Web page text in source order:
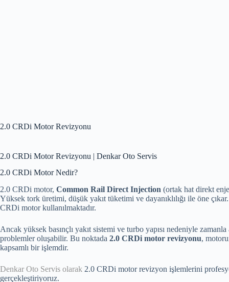
2.0 CRDi Motor Revizyonu
2.0 CRDi Motor Revizyonu | Denkar Oto Servis
2.0 CRDi Motor Nedir?
2.0 CRDi motor, Common Rail Direct Injection (ortak hat direkt
Yüksek tork üretimi, düşük yakıt tüketimi ve dayanıklılığı ile öne
CRDi motor kullanılmaktadır.
Ancak yüksek basınçlı yakıt sistemi ve turbo yapısı nedeniyle
problemler oluşabilir. Bu noktada 2.0 CRDi motor revizyonu,
kapsamlı bir işlemdir.
Denkar Oto Servis olarak 2.0 CRDi motor revizyon işlemlerini
gerçekleştiriyoruz.